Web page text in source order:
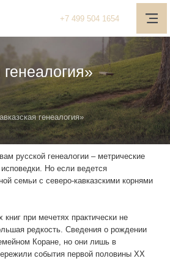
+7 499 504 1654
О компании
Услуги
Наш подход
Медиа-центр
Полезное
Контакты
Личный кабинет
Поиск
генеалогия»
русской генеалогии – метрические
исповедки. Но если ведется
семьи с северо-кавказскими корнями
книг при мечетях практически не
редкость. Сведения о рождении
Коране, но они лишь в
события первой половины XX